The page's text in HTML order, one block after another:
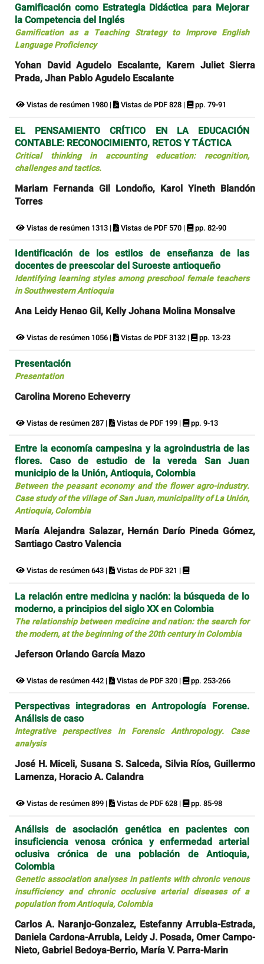
Gamificación como Estrategia Didáctica para Mejorar
la Competencia del Inglés
Gamification as a Teaching Strategy to Improve English
Language Proficiency
Yohan David Agudelo Escalante, Karem Juliet Sierra
Prada, Jhan Pablo Agudelo Escalante
Vistas de resúmen 1980 | Vistas de PDF 828 | pp. 79-91
EL PENSAMIENTO CRÍTICO EN LA EDUCACIÓN
CONTABLE: RECONOCIMIENTO, RETOS Y TÁCTICA
Critical thinking in accounting education: recognition,
challenges and tactics.
Mariam Fernanda Gil Londoño, Karol Yineth Blandón
Torres
Vistas de resúmen 1313 | Vistas de PDF 570 | pp. 82-90
Identificación de los estilos de enseñanza de las
docentes de preescolar del Suroeste antioqueño
Identifying learning styles among preschool female teachers
in Southwestern Antioquia
Ana Leidy Henao Gil, Kelly Johana Molina Monsalve
Vistas de resúmen 1056 | Vistas de PDF 3132 | pp. 13-23
Presentación
Presentation
Carolina Moreno Echeverry
Vistas de resúmen 287 | Vistas de PDF 199 | pp. 9-13
Entre la economía campesina y la agroindustria de las
flores. Caso de estudio de la vereda San Juan
municipio de la Unión, Antioquia, Colombia
Between the peasant economy and the flower agro-industry.
Case study of the village of San Juan, municipality of La Unión,
Antioquia, Colombia
María Alejandra Salazar, Hernán Darío Pineda Gómez,
Santiago Castro Valencia
Vistas de resúmen 643 | Vistas de PDF 321 |
La relación entre medicina y nación: la búsqueda de lo
moderno, a principios del siglo XX en Colombia
The relationship between medicine and nation: the search for
the modern, at the beginning of the 20th century in Colombia
Jeferson Orlando García Mazo
Vistas de resúmen 442 | Vistas de PDF 320 | pp. 253-266
Perspectivas integradoras en Antropología Forense.
Análisis de caso
Integrative perspectives in Forensic Anthropology. Case
analysis
José H. Miceli, Susana S. Salceda, Silvia Ríos, Guillermo
Lamenza, Horacio A. Calandra
Vistas de resúmen 899 | Vistas de PDF 628 | pp. 85-98
Análisis de asociación genética en pacientes con
insuficiencia venosa crónica y enfermedad arterial
oclusiva crónica de una población de Antioquia,
Colombia
Genetic association analyses in patients with chronic venous
insufficiency and chronic occlusive arterial diseases of a
population from Antioquia, Colombia
Carlos A. Naranjo-Gonzalez, Estefanny Arrubla-Estrada,
Daniela Cardona-Arrubla, Leidy J. Posada, Omer Campo-
Nieto, Gabriel Bedoya-Berrio, María V. Parra-Marin